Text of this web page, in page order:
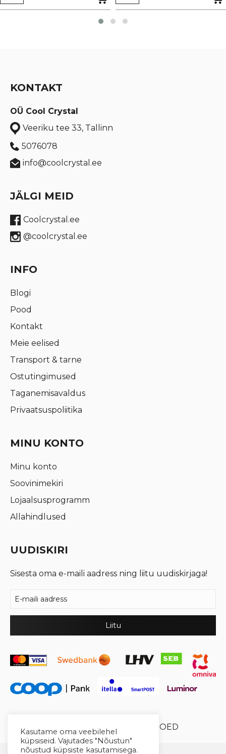
KONTAKT
OÜ Cool Crystal
Veeriku tee 33, Tallinn
5076078
info@coolcrystal.ee
JÄLGI MEID
Coolcrystal.ee
@coolcrystal.ee
INFO
Blogi
Pood
Kontakt
Meie eelised
Transport & tarne
Ostutingimused
Taganemisavaldus
Privaatsuspoliitika
MINU KONTO
Minu konto
Soovinimekiri
Lojaalsusprogramm
Allahindlused
UUDISKIRI
Sisesta oma e-maili aadress ning liitu uudiskirjaga!
© 2026 Cool Crystal OÜ // XYSUM E-POED
Kasutame oma veebilehel
küpsiseid. Vajutades "Nõustun"
nõustud küpsiste kasutamisega.